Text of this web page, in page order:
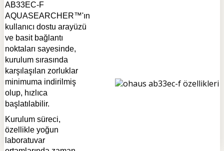
AB33EC-F
AQUASEARCHER™'ın
kullanıcı dostu arayüzü
ve basit bağlantı
noktaları sayesinde,
kurulum sırasında
karşılaşılan zorluklar
minimuma indirilmiş
olup, hızlıca
başlatılabilir.
Kurulum süreci,
özellikle yoğun
laboratuvar